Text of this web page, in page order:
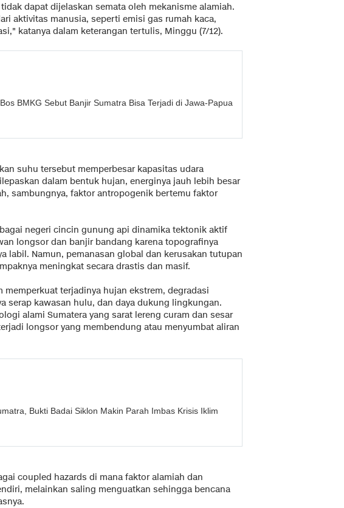
dapat dijelaskan semata oleh mekanisme alamiah.
aktivitas manusia, seperti emisi gas rumah kaca,
katanya dalam keterangan tertulis, Minggu (7/12).
BMKG Sebut Banjir Sumatra Bisa Terjadi di Jawa-Papua
suhu tersebut memperbesar kapasitas udara
dalam bentuk hujan, energinya jauh lebih besar
sambungnya, faktor antropogenik bertemu faktor
negeri cincin gunung api dinamika tektonik aktif
longsor dan banjir bandang karena topografinya
labil. Namun, pemanasan global dan kerusakan tutupan
meningkat secara drastis dan masif.
memperkuat terjadinya hujan ekstrem, degradasi
serap kawasan hulu, dan daya dukung lingkungan.
alami Sumatera yang sarat lereng curam dan sesar
longsor yang membendung atau menyumbat aliran
Bukti Badai Siklon Makin Parah Imbas Krisis Iklim
coupled hazards di mana faktor alamiah dan
melainkan saling menguatkan sehingga bencana